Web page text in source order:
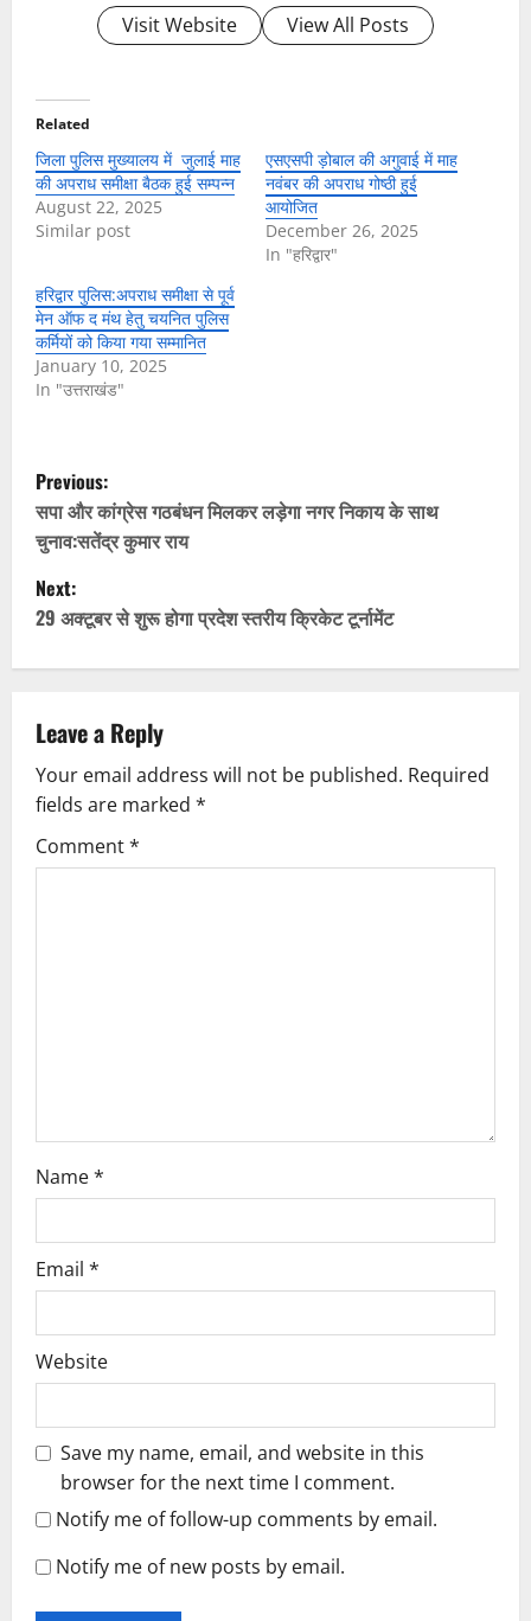
Visit Website View All Posts
Related
जिला पुलिस मुख्यालय में जुलाई माह
की अपराध समीक्षा बैठक हुई सम्पन्न
August 22, 2025
Similar post
एसएसपी ड़ोबाल की अगुवाई में माह
नवंबर की अपराध गोष्ठी हुई
आयोजित
December 26, 2025
In "हरिद्वार"
हरिद्वार पुलिस:अपराध समीक्षा से पूर्व
मेन ऑफ द मंथ हेतु चयनित पुलिस
कर्मियों को किया गया सम्मानित
January 10, 2025
In "उत्तराखंड"
P
o
s
t
n
a
v
i
g
Previous:
सपा और कांग्रेस गठबंधन मिलकर लड़ेगा नगर निकाय के साथ
चुनाव:सतेंद्र कुमार राय
Next:
29 अक्टूबर से शुरू होगा प्रदेश स्तरीय क्रिकेट टूर्नामेंट
Leave a Reply
Your email address will not be published. Required
fields are marked *
Comment*
Name*
Email *
Website
Save my name, email, and website in this
browser for the next time I comment.
Notify me of follow-up comments by email.
Notify me of new posts by email.